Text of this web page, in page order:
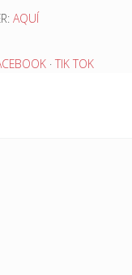
AQUÍ
· TIK TOK